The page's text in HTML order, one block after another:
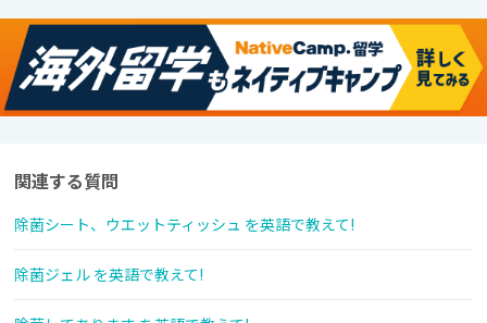
関連する質問
除菌シート、ウエットティッシュ を英語で教えて!
除菌ジェル を英語で教えて!